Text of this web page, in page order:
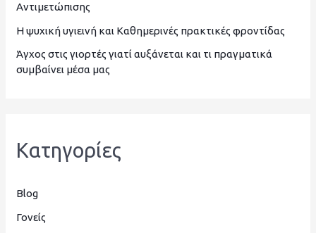
ι
α
:
Αντιμετώπισης
Η ψυχική υγιεινή και Καθημερινές πρακτικές φροντίδας
Άγχος στις γιορτές γιατί αυξάνεται και τι πραγματικά
συμβαίνει μέσα μας
Kατηγορίες
Blog
Γονείς